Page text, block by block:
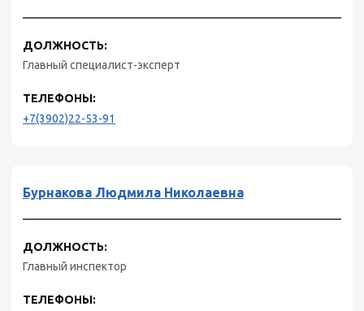
ДОЛЖНОСТЬ:
Главный специалист-эксперт
ТЕЛЕФОНЫ:
+7(3902)22-53-91
Бурнакова Людмила Николаевна
ДОЛЖНОСТЬ:
Главный инспектор
ТЕЛЕФОНЫ: